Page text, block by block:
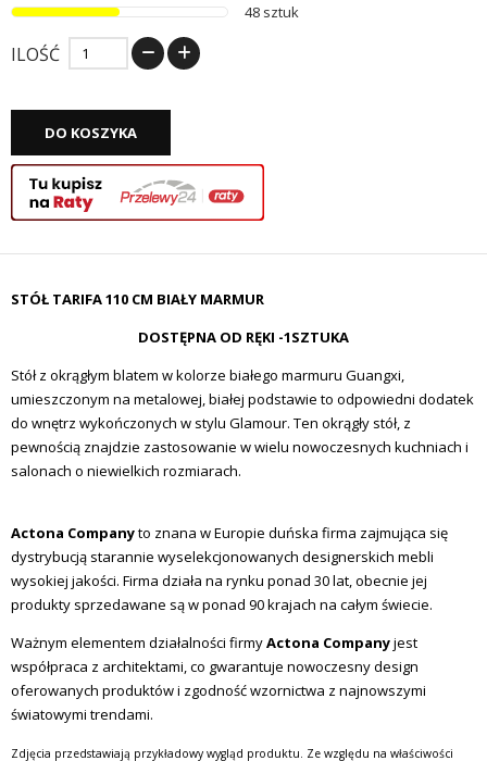
48 sztuk
ILOŚĆ
DO KOSZYKA
STÓŁ TARIFA 110 CM BIAŁY MARMUR
DOSTĘPNA OD RĘKI -1SZTUKA
Stół z okrągłym blatem w kolorze białego marmuru Guangxi,
umieszczonym na metalowej, białej podstawie to odpowiedni dodatek
do wnętrz wykończonych w stylu Glamour. Ten okrągły stół, z
pewnością znajdzie zastosowanie w wielu nowoczesnych kuchniach i
salonach o niewielkich rozmiarach.
Actona Companyto znana w Europie duńska firma zajmująca się
dystrybucją starannie wyselekcjonowanych designerskich mebli
wysokiej jakości. Firma działa na rynku ponad 30 lat, obecnie jej
produkty sprzedawane są w ponad 90 krajach na całym świecie.
Ważnym elementem działalności firmyActona Companyjest
współpraca z architektami, co gwarantuje nowoczesny design
oferowanych produktów i zgodność wzornictwa z najnowszymi
światowymi trendami.
Zdjęcia przedstawiają przykładowy wygląd produktu. Ze względu na właściwości